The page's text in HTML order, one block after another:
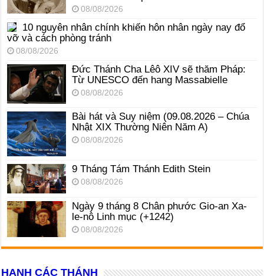
08/08/2026
10 nguyên nhân chính khiến hôn nhân ngày nay đổ
vỡ và cách phòng tránh
08/08/2026
Đức Thánh Cha Lêô XIV sẽ thăm Pháp:
Từ UNESCO đến hang Massabielle
08/08/2026
Bài hát và Suy niệm (09.08.2026 – Chúa
Nhật XIX Thường Niên Năm A)
08/08/2026
9 Tháng Tám Thánh Edith Stein
08/08/2026
Ngày 9 tháng 8 Chân phước Gio-an Xa-
le-nô Linh mục (+1242)
08/08/2026
HẠNH CÁC THÁNH